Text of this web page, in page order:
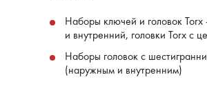
Наборы ключей и головок
и внутренний, головки Torx с
Наборы головок с
(наружным и внутренним)